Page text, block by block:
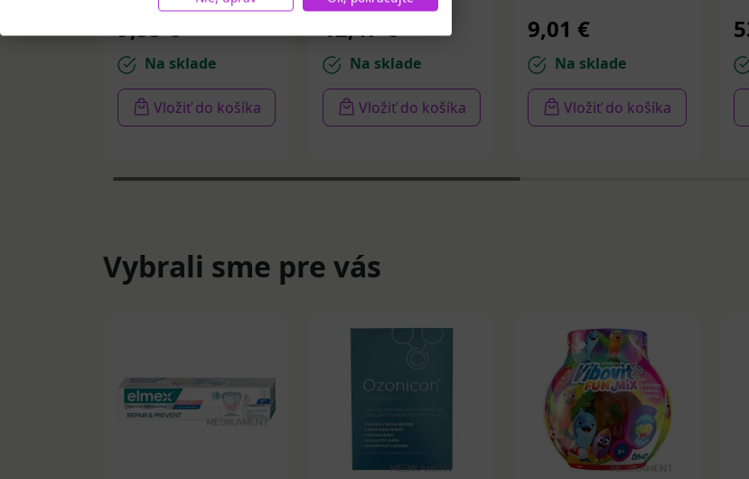
9,55 €
Na sklade
Vložiť do košíka
30 ks
12,47 €
Na sklade
Vložiť do košíka
9,01 €
Na sklade
Vložiť do košíka
Vybrali sme pre vás